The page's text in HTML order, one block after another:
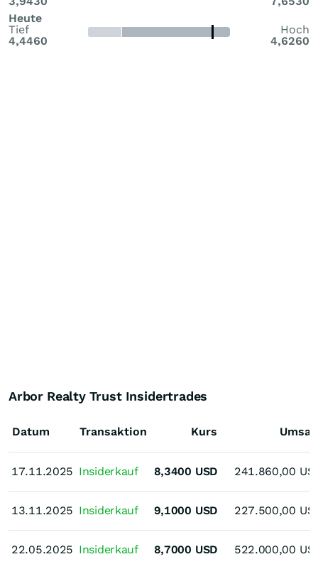
Heute
Tief
4,4460
Hoch
4,6260
Arbor Realty Trust Insidertrades
Datum
17.11.2025
13.11.2025
22.05.2025
Transaktion Kurs
17.11.2025 Insiderkauf 8,3400 USD 241.860,00
13.11.2025 Insiderkauf 9,1000 USD 227.500,00
22.05.2025 Insiderkauf 8,7000 USD 522.000,00